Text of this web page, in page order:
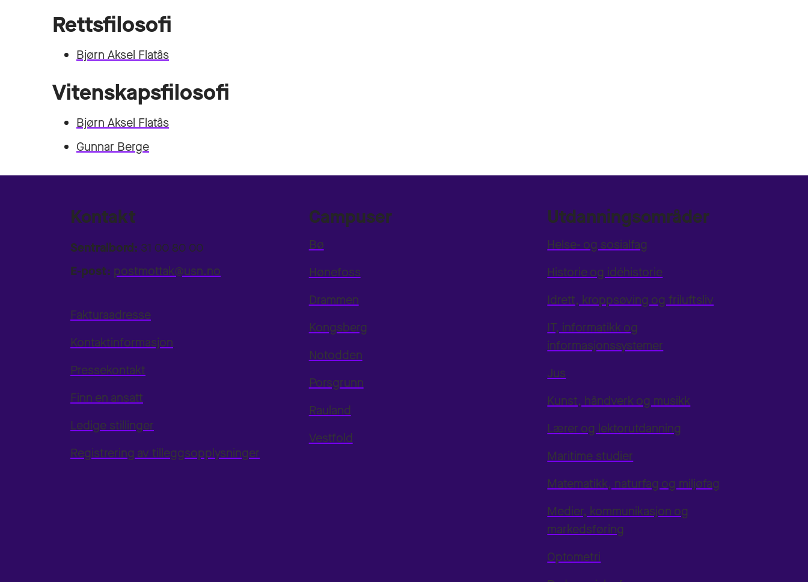
Rettsfilosofi
Bjørn Aksel Flatås
Vitenskapsfilosofi
Bjørn Aksel Flatås
Gunnar Berge
Kontakt
Sentralbord: 31 00 80 00
E-post: postmottak@usn.no
Fakturaadresse
Kontaktinformasjon
Pressekontakt
Finn en ansatt
Ledige stillinger
Registrering av tilleggsopplysninger
Campuser
Bø
Hønefoss
Drammen
Kongsberg
Notodden
Porsgrunn
Rauland
Vestfold
Utdanningsområder
Helse- og sosialfag
Historie og idéhistorie
Idrett, kroppsøving og friluftsliv
IT, informatikk og
informasjonssystemer
Jus
Kunst, håndverk og musikk
Lærer og lektorutdanning
Maritime studier
Matematikk, naturfag og miljøfag
Medier, kommunikasjon og
markedsføring
Optometri